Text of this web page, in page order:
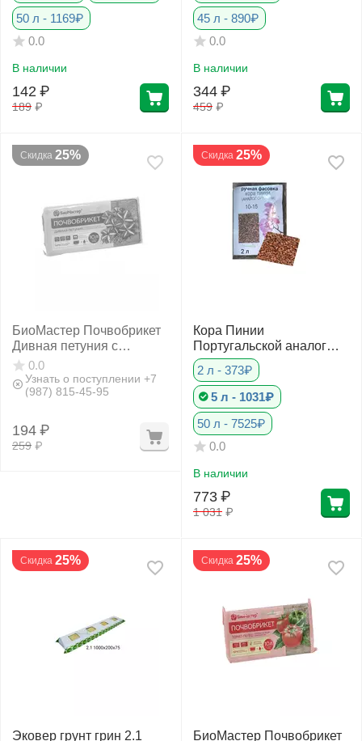
50 л - 1169₽
0.0
В наличии
189 ₽
142 ₽
45 л - 890₽
0.0
В наличии
459 ₽
344 ₽
Скидка 25%
БиоМастер Почвобрикет
Дивная петуния с
гидрогелем 10 л
0.0
Узнать о поступлении +7
(987) 815-45-95
259 ₽
194 ₽
Скидка 25%
Кора Пинии
Португальской аналог
Орхиаты 10-15 мм
2 л - 373₽
5 л - 1031₽
50 л - 7525₽
0.0
В наличии
1 031 ₽
773 ₽
Скидка 25%
Эковер грунт грин 2.1
Скидка 25%
БиоМастер Почвобрикет